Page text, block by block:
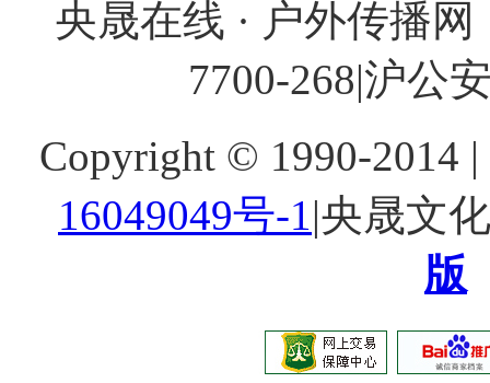
央晟在线 · 户外传播
7700-268|沪公
Copyright © 1990-2014
16049049号-1|央晟文
版